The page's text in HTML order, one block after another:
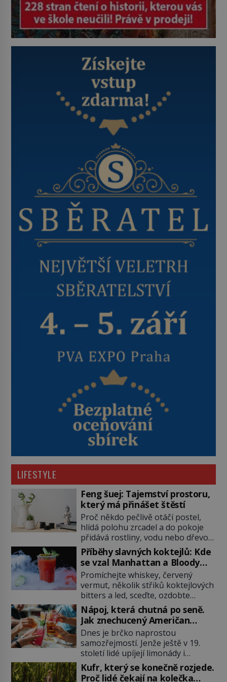
LIFESTYLE
Feng šuej: Tajemství prostoru,
který má přinášet štěstí
Proč někdo pečlivě otáčí postel,
hlídá polohu zrcadel a do pokoje
přidává rostliny, vodu nebo dřevo?
Feng šuej tvrdí, že domov není jen
soubor zdí a nábytku. Je to prostor,
kterým proudí energie čchi a jeho
uspořádání může ovlivňovat, jak se
v něm člověk cítí. Feng šuej má
kořeny ve staré Číně a jeho historie
[…]
Příběhy slavných koktejlů: Kde
se vzal Manhattan a Bloody
Mary?
Promíchejte whiskey, červený
vermut, několik střiků koktejlových
bitters a led, sceďte, ozdobte
koktejlovou třešinkou a tadá…
Manhattan je tu! A pokud to má být
skutečně on, dejte si pozor, ať
místo klasické americké rye
whiskey či klidně bourbonu
nepoužijete skotskou whisku. Co
se stane? Inu, koktejl bude stále
skvělý, ale už to nebude
Nápoj, která chutná po seně.
Jak znechucený Američan
vymyslel brčko
Dnes je brčko naprostou
samozřejmostí. Jenže ještě v 19.
století lidé upíjejí limonády i
koktejly dutými stébly žita nebo
žitné slámy. Fungují sice dobře,
Kufr, který se konečně rozjede.
Proč lidé čekají na kolečka